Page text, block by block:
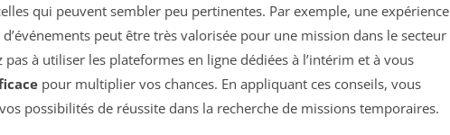
qui peuvent sembler peu pertinentes. Par exemple, une expérience
peut être très valorisée pour une mission dans le secteur
pas à utiliser les plateformes en ligne dédiées à l’intérim et à vous
pour multiplier vos chances. En appliquant ces conseils, vous
possibilités de réussite dans la recherche de missions temporaires.